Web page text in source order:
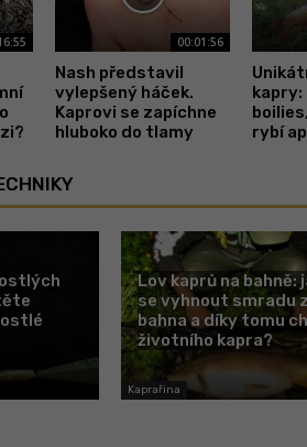
00:01:56
Nash představil
vylepšený háček.
Kaprovi se zapíchne
hluboko do tlamy
rybí
Kaprařina
Lov kaprů na bahně:
se vyhnout smradu
bahna a díky tomu
životního kapra?